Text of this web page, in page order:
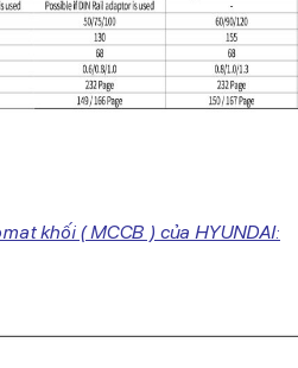
khối ( MCCB ) của HYUNDAI: